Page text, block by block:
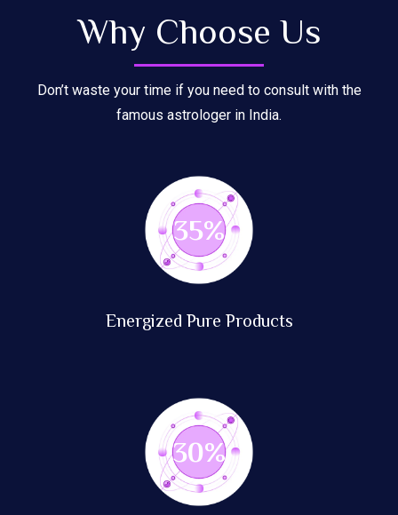
Why Choose Us
Don’t waste your time if you need to consult with the
famous astrologer in India.
89%
Energized Pure Products
76%